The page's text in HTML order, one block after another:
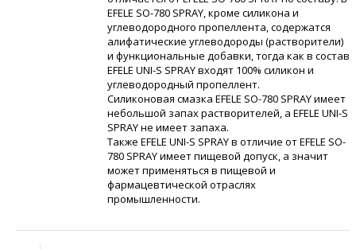
EFELE SO-780 SPRAY, кроме силикона и
углеводородного пропеллента, содержатся
алифатические углеводороды (растворители)
и функциональные добавки, тогда как в состав
EFELE UNI-S SPRAY входят 100% силикон и
углеводородный пропеллент.
Силиконовая смазка EFELE SO-780 SPRAY имеет
небольшой запах растворителей, а EFELE UNI-S
SPRAY не имеет запаха.
Также EFELE UNI-S SPRAY в отличие от EFELE SO-
780 SPRAY имеет пищевой допуск, а значит
может применяться в пищевой и
фармацевтической отраслях
промышленности.